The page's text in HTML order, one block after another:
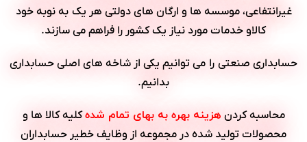
غیرانتفاعی، موسسه ها و ارگان های دولتی هر یک به نوبه خود
کالاو خدمات مورد نیاز یک کشور را فراهم می سازند.
حسابداری صنعتی را می توانیم یکی از شاخه های اصلی حسابداری
بدانیم.
محاسبه کردن هزینه بهره به بهای تمام شدهکلیه کالا ها و
محصولات تولید شده در مجموعه از وظایف خطیر حسابداران